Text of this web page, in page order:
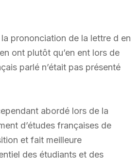
prononciation de la lettre d en
ont plutôt qu’en ent lors de
parlé n’était pas présenté
abordé lors de la
d’études françaises de
et fait meilleure
des étudiants et des